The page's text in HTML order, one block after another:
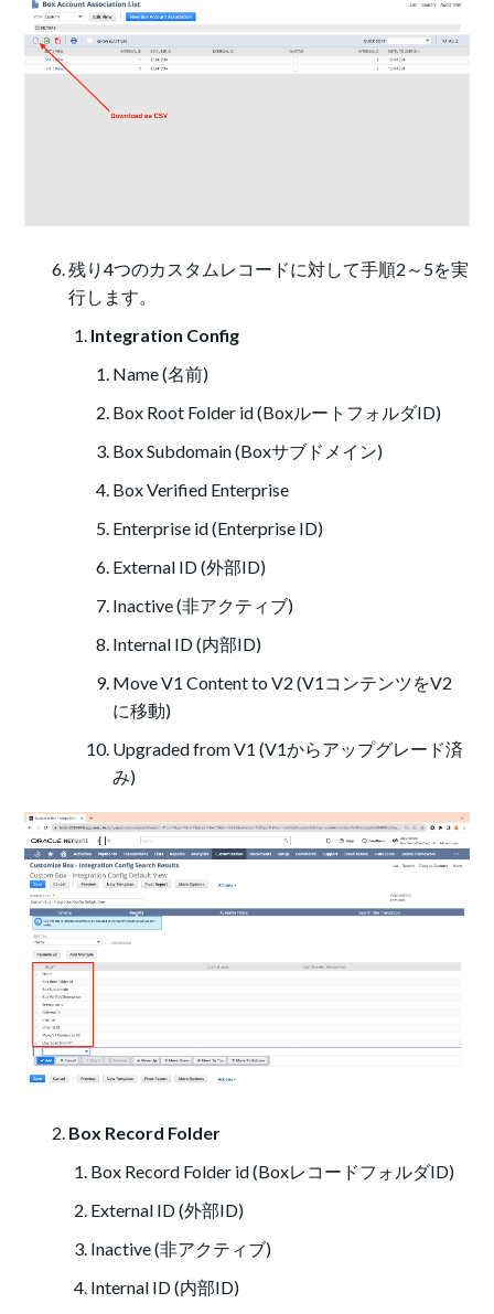
残り4つのカスタムレコードに対して手順2～5を実
行します。
Integration Config
Name (名前)
Box Root Folder id (BoxルートフォルダID)
Box Subdomain (Boxサブドメイン)
Box Verified Enterprise
Enterprise id (Enterprise ID)
External ID (外部ID)
Inactive (非アクティブ)
Internal ID (内部ID)
Move V1 Content to V2 (V1コンテンツをV2
に移動)
Upgraded from V1 (V1からアップグレード済
み)
Box Record Folder
Box Record Folder id (BoxレコードフォルダID)
External ID (外部ID)
Inactive (非アクティブ)
Internal ID (内部ID)